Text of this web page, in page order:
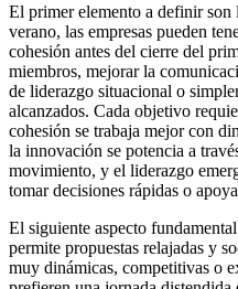
El primer elemento a definir son
verano, las empresas pueden
cohesión antes del cierre del
miembros, mejorar la
de liderazgo situacional o
alcanzados. Cada objetivo
cohesión se trabaja mejor con
la innovación se potencia a
movimiento, y el liderazgo
tomar decisiones rápidas o
El siguiente aspecto
permite propuestas relajadas y
muy dinámicas, competitivas o